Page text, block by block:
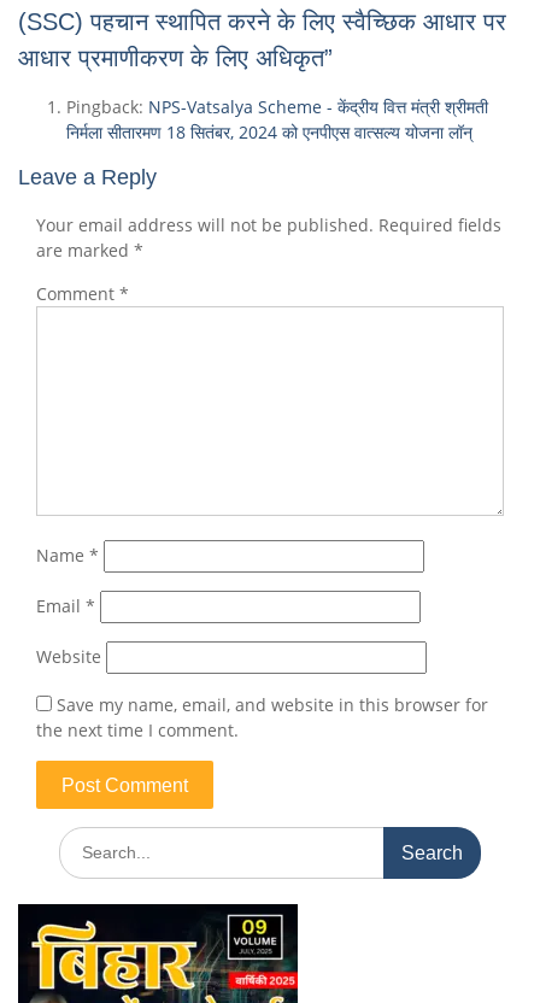
(SSC) पहचान स्थापित करने के लिए स्वैच्छिक आधार पर
आधार प्रमाणीकरण के लिए अधिकृत”
Pingback: NPS-Vatsalya Scheme - केंद्रीय वित्त मंत्री श्रीमती
निर्मला सीतारमण 18 सितंबर, 2024 को एनपीएस वात्सल्य योजना लॉन्
Leave a Reply
Your email address will not be published. Required fields
are marked *
Comment *
Name *
Email *
Website
Save my name, email, and website in this browser for
the next time I comment.